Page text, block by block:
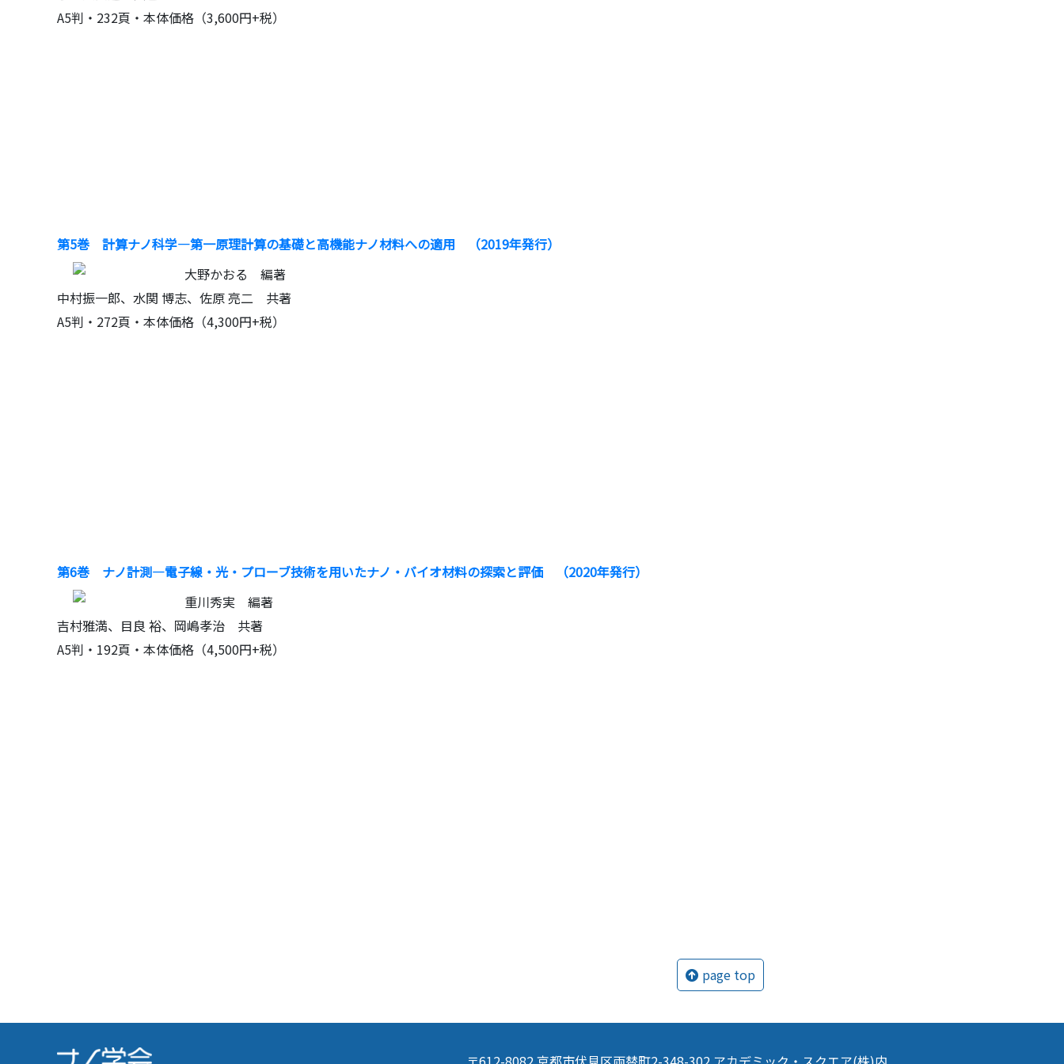
A5判・232頁・本体価格（3,600円+税）
第5巻 計算ナノ科学―第一原理計算の基礎と高機能ナノ材料への適用 （2019年発行）
大野かおる 編著
中村振一郎、水関 博志、佐原 亮二 共著
A5判・272頁・本体価格（4,300円+税）
第6巻 ナノ計測―電子線・光・プローブ技術を用いたナノ・バイオ材料の探索と評価 （2020年発行）
重川秀実 編著
吉村雅満、目良 裕、岡嶋孝治 共著
A5判・192頁・本体価格（4,500円+税）
page top